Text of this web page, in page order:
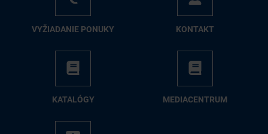
VY­ŽIA­DA­NIE PO­NU­KY KON­TAKT
KA­TA­LÓ­GY ME­DIA­CEN­TRUM